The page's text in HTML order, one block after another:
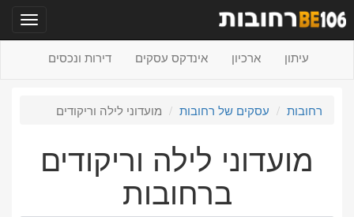
עיתון ארכיון אינדקס עסקים דירות ונכסים
רחובות עסקים של רחובות מועדוני לילה וריקודים
מועדוני לילה וריקודים
ברחובות